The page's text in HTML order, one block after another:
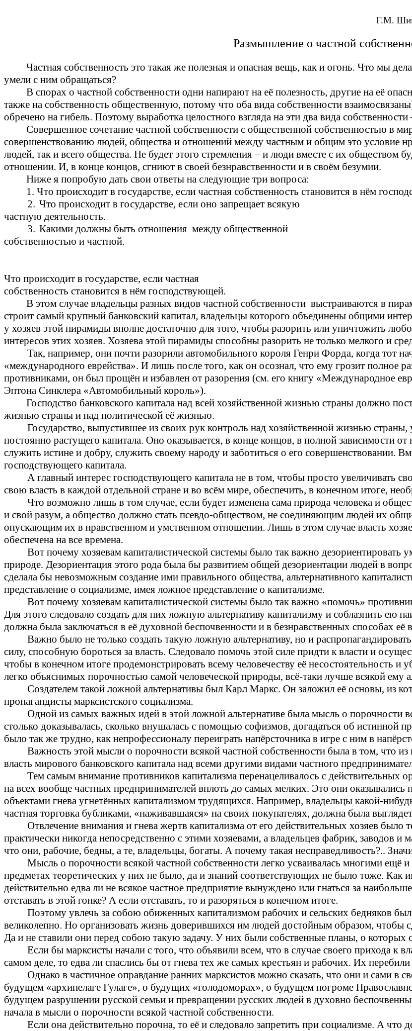
Г.М.
Размышление о частной
Частная собственность это такая же полезная и опасная вещь, как и огонь. Что мы
умели с ним обращаться?
В спорах о частной собственности одни напирают на её полезность, другие на её
также на собственность общественную, потому что оба вида собственности
обречено на гибель. Поэтому выработка целостного взгляда на эти два вида собственности
Совершенное сочетание частной собственности с общественной собственностью в
совершенствованию людей, общества и отношений между частным и общим это условие
людей, так и всего общества. Не будет этого стремления – и люди вместе с их обществом
отношении. И, в конце концов, сгниют в своей безнравственности и в своём безумии.
Ниже я попробую дать свои ответы на следующие три вопроса:
1. Что происходит в государстве, если частная собственность становится в нём
2. Что происходит в государстве, если оно запрещает всякую
частную деятельность.
3. Какими должны быть отношения между общественной
собственностью и частной.
Что происходит в государстве, если частная
собственность становится в нём господствующей.
В этом случае владельцы разных видов частной собственности выстраиваются в
строит самый крупный банковский капитал, владельцы которого объединены общими
у хозяев этой пирамиды вполне достаточно для того, чтобы разорить или уничтожить
интересов этих хозяев. Хозяева этой пирамиды способны разорить не только мелкого и
Так, например, они почти разорили автомобильного короля Генри Форда, когда тот
«международного еврейства». И лишь после того, как он осознал, что ему грозит полное
противниками, он был прощён и избавлен от разорения (см. его книгу «Международное
Эптона Синклера «Автомобильный король»).
Господство банковского капитала над всей хозяйственной жизнью страны должно
жизнью страны и над политической её жизнью.
Государство, выпустившее из своих рук контроль над хозяйственной жизнью
постоянно растущего капитала. Оно оказывается, в конце концов, в полной зависимости
служить истине и добру, служить своему народу и заботиться о его совершенствовании.
господствующего капитала.
А главный интерес господствующего капитала не в том, чтобы просто увеличивать
свою власть в каждой отдельной стране и во всём мире, обеспечить, в конечном итоге,
Что возможно лишь в том случае, если будет изменена сама природа человека и
и свой разум, а общество должно стать псевдо-обществом, не соединяющим людей их
опускающим их в нравственном и умственном отношении. Лишь в этом случае власть
обеспечена на все времена.
Вот почему хозяевам капиталистической системы было так важно дезориентировать
природе. Дезориентация этого рода была бы развитием общей дезориентации людей в
сделала бы невозможным создание ими правильного общества, альтернативного
представление о социализме, имея ложное представление о капитализме.
Вот почему хозяевам капиталистической системы было так важно «помочь»
Для этого следовало создать для них ложную альтернативу капитализму и соблазнить ею
должна была заключаться в её духовной беспочвенности и в безнравственных способах
Важно было не только создать такую ложную альтернативу, но и
силу, способную бороться за власть. Следовало помочь этой силе придти к власти и
чтобы в конечном итоге продемонстрировать всему человечеству её несостоятельность и
легко объяснимых порочностью самой человеческой природы, всё-таки лучше всякой ему
Создателем такой ложной альтернативы был Карл Маркс. Он заложил её основы, из
пропагандисты марксистского социализма.
Одной из самых важных идей в этой ложной альтернативе была мысль о порочности
столько доказывалась, сколько внушалась с помощью софизмов, догадаться об истинной
было так же трудно, как непрофессионалу переиграть напёрсточника в игре с ним в
Важность этой мысли о порочности всякой частной собственности была в том, что из
власть мирового банковского капитала над всеми другими видами частного
Тем самым внимание противников капитализма перенацеливалось с действительных
на всех вообще частных предпринимателей вплоть до самых мелких. Это они
объектами гнева угнетённых капитализмом трудящихся. Например, владельцы какой-
частная торговка бубликами, «наживавшаяся» на своих покупателях, должна была
Отвлечение внимания и гнева жертв капитализма от его действительных хозяев было
практически никогда непосредственно с этими хозяевами, а владельцев фабрик, заводов
что они, рабочие, бедны, а те, владельцы, богаты. А почему такая несправедливость?..
Мысль о порочности всякой частной собственности легко усваивалась многими ещё
предметах теоретических у них не было, да и знаний соответствующих не было тоже. Как
действительно едва ли не всякое частное предприятие вынуждено или гнаться за
отставать в этой гонке? А если отставать, то и разоряться в конечном итоге.
Поэтому увлечь за собою обиженных капитализмом рабочих и сельских бедняков
великолепно. Но организовать жизнь доверившихся им людей достойным образом, чтобы
Да и не ставили они перед собою такую задачу. У них были собственные планы, о которых
Если бы марксисты начали с того, что объявили всем, что в случае своего прихода к
самом деле, то едва ли спаслись бы от гнева тех же самых крестьян и рабочих. Их
Однако в частичное оправдание ранних марксистов можно сказать, что они и сами в
будущем «архипелаге Гулаге», о будущих «голодоморах», о будущем погроме
будущем разрушении русской семьи и превращении русских людей в духовно
начала в мысли о порочности всякой частной собственности.
Если она действительно порочна, то её и следовало запретить при социализме. А